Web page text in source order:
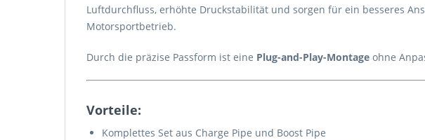
Luftdurchfluss, erhöhte Druckstabilität und sorgen für ein besseres
Motorsportbetrieb.
Durch die präzise Passform ist eine Plug-and-Play-Montage ohne
Vorteile:
Komplettes Set aus Charge Pipe und Boost Pipe